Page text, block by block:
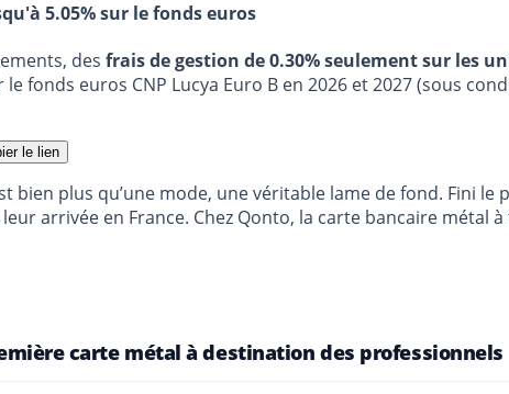
5.05% sur le fonds euros
des frais de gestion de 0.30% seulement sur les
fonds euros CNP Lucya Euro B en 2026 et 2027 (sous
le lien
bien plus qu’une mode, une véritable lame de fond. Fini
arrivée en France. Chez Qonto, la carte bancaire métal
carte métal à destination des professionnels